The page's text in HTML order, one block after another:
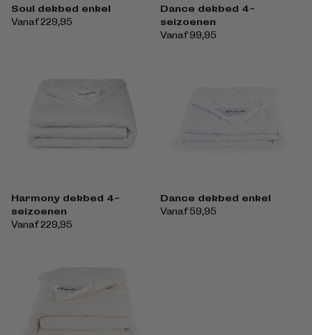
Soul dekbed enkel
Normale
Vanaf 229,95
Dance dekbed 4-
seizoenen
Normale
Vanaf 99,95
Harmony dekbed 4-
seizoenen
Normale
Vanaf 229,95
Dance dekbed enkel
Normale
Vanaf 59,95